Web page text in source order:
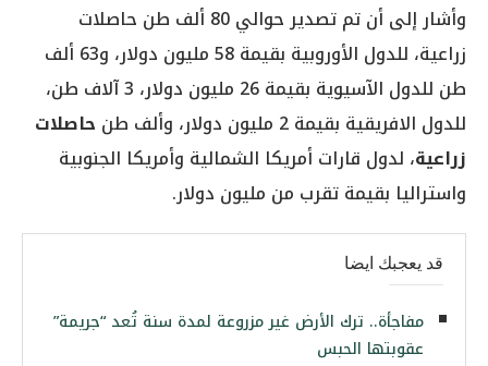
وأشار إلى أن تم تصدير حوالي 80 ألف طن حاصلات
زراعية، للدول الأوروبية بقيمة 58 مليون دولار، و63 ألف
طن للدول الآسيوية بقيمة 26 مليون دولار، 3 آلاف طن،
للدول الافريقية بقيمة 2 مليون دولار، وألف طن
حاصلات
زراعية، لدول قارات أمريكا الشمالية وأمريكا الجنوبية
واستراليا بقيمة تقرب من مليون دولار.
قد يعجبك ايضا
مفاجأة.. ترك الأرض غير مزروعة لمدة سنة تُعد “جريمة”
عقوبتها الحبس